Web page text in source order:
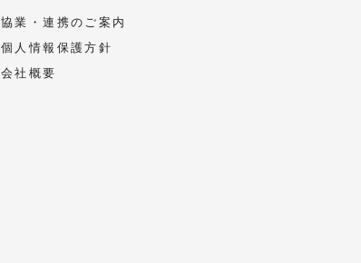
協業・連携のご案内
個人情報保護方針
会社概要